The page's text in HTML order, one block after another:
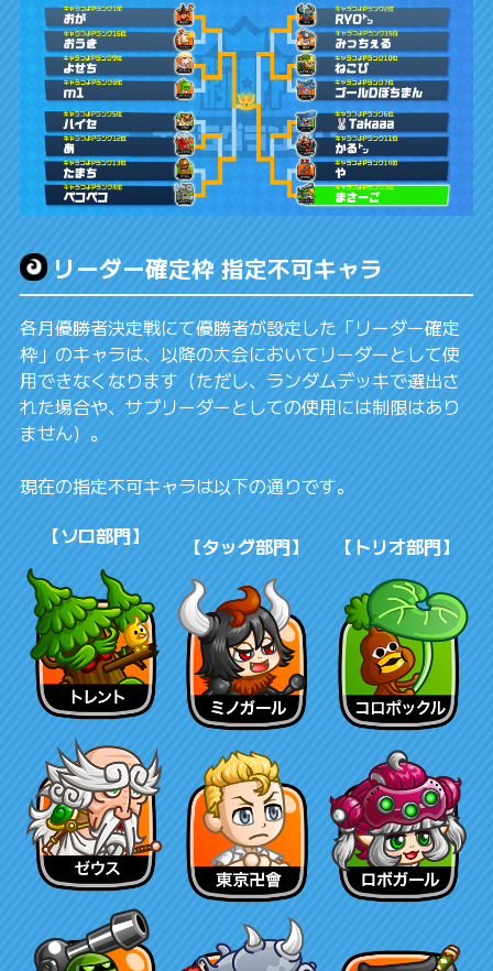
リーダー確定枠 指定不可キャラ
各月優勝者決定戦にて優勝者が設定した「リーダー確定
枠」のキャラは、以降の大会においてリーダーとして使
用できなくなります（ただし、ランダムデッキで選出さ
れた場合や、サブリーダーとしての使用には制限はあり
ません）。
現在の指定不可キャラは以下の通りです。
【ソロ部門】
【タッグ部門】 【トリオ部門】